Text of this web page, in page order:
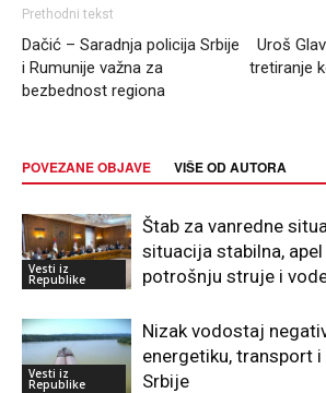
Prethodni tekst
Dačić – Saradnja policija Srbije
i Rumunije važna za
bezbednost regiona
Uroš
tretiranje
POVEZANE OBJAVE VIŠE OD AUTORA
Vesti iz
Republike
Štab za vanredne
situacija stabilna,
potrošnju struje i
Vesti iz
Republike
Nizak vodostaj
energetiku, transport
Srbije